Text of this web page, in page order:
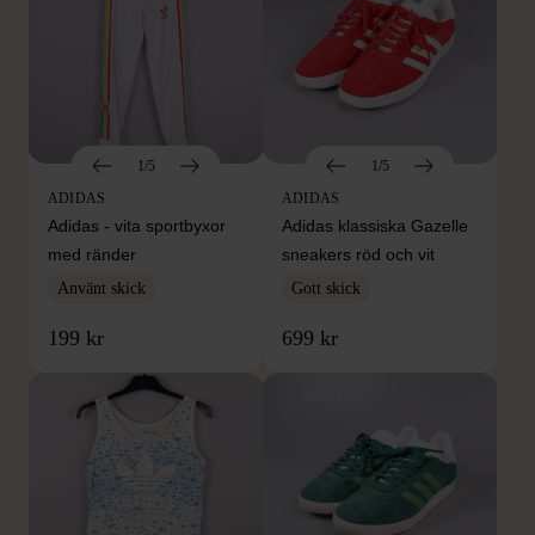
1/5
ADIDAS
Adidas - vita sportbyxor
med ränder
Använt skick
199 kr
1/5
ADIDAS
Adidas klassiska Gazelle
sneakers röd och vit
Gott skick
699 kr